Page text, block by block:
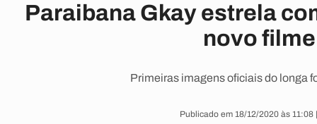
Paraibana Gkay estrela
novo
Primeiras imagens oficiais do longa
Publicado em 18/12/2020 às